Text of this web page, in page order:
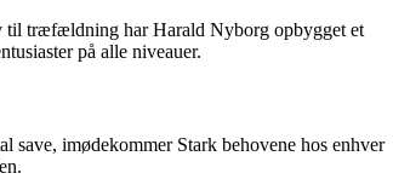
til træfældning har Harald Nyborg opbygget et
på alle niveauer.
save, imødekommer Stark behovene hos enhver